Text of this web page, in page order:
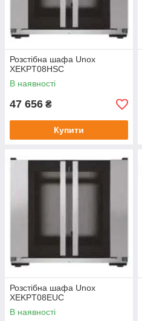
Розстібна шафа Unox
XEKPT08HSC
В наявності
47 656 ₴
Купити
Розстібна шафа Unox
XEKPT08EUC
В наявності